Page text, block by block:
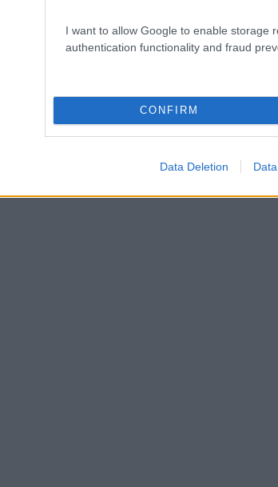
I want to allow Google to enable storage
authentication functionality and fraud
CONFIRM
Data Deletion